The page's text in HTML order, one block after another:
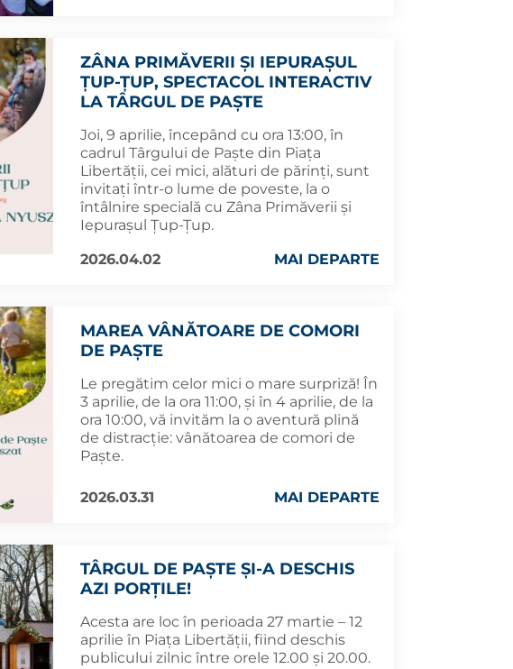
ZÂNA PRIMĂVERII ȘI IEPURAȘUL
ȚUP-ȚUP, SPECTACOL INTERACTIV
LA TÂRGUL DE PAȘTE
Joi, 9 aprilie, începând cu ora 13:00, în
cadrul Târgului de Paște din Piața
Libertății, cei mici, alături de părinți, sunt
invitați într-o lume de poveste, la o
întâlnire specială cu Zâna Primăverii și
Iepurașul Țup-Țup.
2026.04.02
MAI DEPARTE
MAREA VÂNĂTOARE DE COMORI
DE PAȘTE
Le pregătim celor mici o mare surpriză! În
3 aprilie, de la ora 11:00, și în 4 aprilie, de la
ora 10:00, vă invităm la o aventură plină
de distracție: vânătoarea de comori de
Paște.
2026.03.31 MAI DEPARTE
TÂRGUL DE PAȘTE ȘI-A DESCHIS
AZI PORȚILE!
Acesta are loc în perioada 27 martie – 12
aprilie în Piața Libertății, fiind deschis
publicului zilnic între orele 12.00 și 20.00.